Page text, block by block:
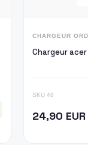
CHARGEUR
Chargeur
SKU 48
24,90 EUR